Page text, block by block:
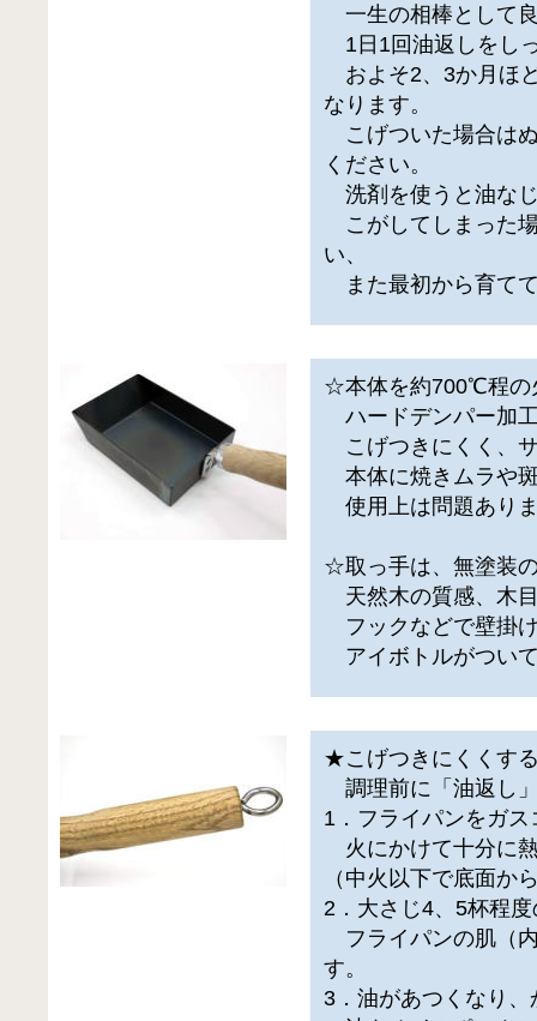
一生の相棒として
1日1回油返しをし
およそ2、3か月ほ
なります。
こげついた場合は
ください。
洗剤を使うと油な
こがしてしまった
い、
また最初から育て
☆本体を約700℃程の
ハードデンパー加
こげつきにくく、
本体に焼きムラや
使用上は問題あり
☆取っ手は、無塗装
天然木の質感、木
フックなどで壁掛
アイボトルがつい
★こげつきにくくす
調理前に「油返し
1．フライパンをガ
火にかけて十分に
（中火以下で底面か
2．大さじ4、5杯程
フライパンの肌（
す。
3．油があつくなり